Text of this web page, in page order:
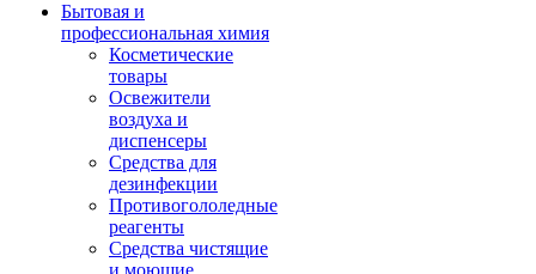
Бытовая и
профессиональная химия
Косметические
товары
Освежители
воздуха и
диспенсеры
Средства для
дезинфекции
Противогололедные
реагенты
Средства чистящие
и моющие